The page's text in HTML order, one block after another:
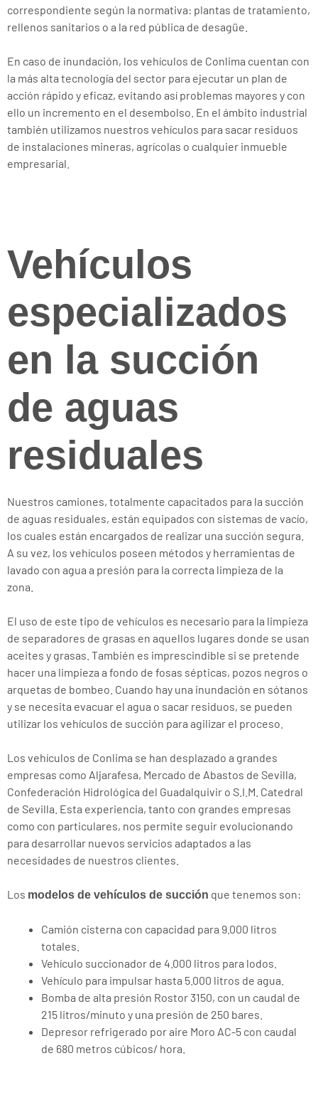
correspondiente según la normativa: plantas de tratamiento,
rellenos sanitarios o a la red pública de desagüe.
En caso de inundación, los vehículos de Conlima cuentan con
la más alta tecnología del sector para ejecutar un plan de
acción rápido y eficaz, evitando así problemas mayores y con
ello un incremento en el desembolso. En el ámbito industrial
también utilizamos nuestros vehículos para sacar residuos
de instalaciones mineras, agrícolas o cualquier inmueble
empresarial.
Vehículos
especializados
en la succión
de aguas
residuales
Nuestros camiones, totalmente capacitados para la succión
de aguas residuales, están equipados con sistemas de vacío,
los cuales están encargados de realizar una succión segura.
A su vez, los vehículos poseen métodos y herramientas de
lavado con agua a presión para la correcta limpieza de la
zona.
El uso de este tipo de vehículos es necesario para la limpieza
de separadores de grasas en aquellos lugares donde se usan
aceites y grasas. También es imprescindible si se pretende
hacer una limpieza a fondo de fosas sépticas, pozos negros o
arquetas de bombeo. Cuando hay una inundación en sótanos
y se necesita evacuar el agua o sacar residuos, se pueden
utilizar los vehículos de succión para agilizar el proceso.
Los vehículos de Conlima se han desplazado a grandes
empresas como Aljarafesa, Mercado de Abastos de Sevilla,
Confederación Hidrológica del Guadalquivir o S.I.M. Catedral
de Sevilla. Esta experiencia, tanto con grandes empresas
como con particulares, nos permite seguir evolucionando
para desarrollar nuevos servicios adaptados a las
necesidades de nuestros clientes.
Los modelos de vehículos de succión que tenemos son:
Camión cisterna con capacidad para 9.000 litros
totales.
Vehículo succionador de 4.000 litros para lodos.
Vehículo para impulsar hasta 5.000 litros de agua.
Bomba de alta presión Rostor 3150, con un caudal de
215 litros/minuto y una presión de 250 bares.
Depresor refrigerado por aire Moro AC-5 con caudal
de 680 metros cúbicos/ hora.